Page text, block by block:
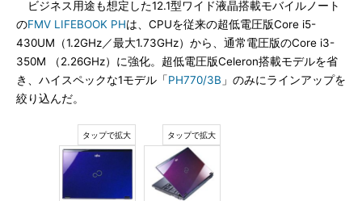
ビジネス用途も想定した12.1型ワイド液晶搭載モバイルノート
のFMV LIFEBOOK PHは、CPUを従来の超低電圧版Core i5-
430UM（1.2GHz／最大1.73GHz）から、通常電圧版のCore i3-
350M （2.26GHz）に強化。超低電圧版Celeron搭載モデルを省
き、ハイスペックな1モデル「PH770/3B 」のみにラインアップを
絞り込んだ。